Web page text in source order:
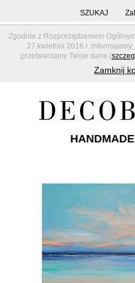
Zgodnie z Rozporządzeniem
27 kwietnia 2016 r.
przetwarzamy Twoje dane (
Zamknij
SZUKAJ
HANDMADE